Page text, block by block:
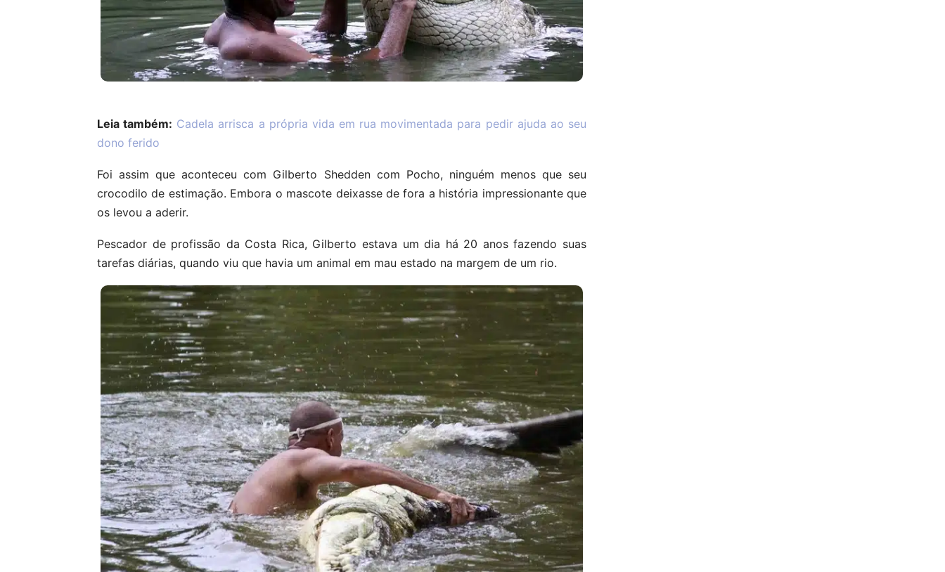
Leia também: Cadela arrisca a própria vida em rua movimentada para pedir ajuda ao seu
dono ferido
Foi assim que aconteceu com Gilberto Shedden com Pocho, ninguém menos que seu
crocodilo de estimação. Embora o mascote deixasse de fora a história impressionante que
os levou a aderir.
Pescador de profissão da Costa Rica, Gilberto estava um dia há 20 anos fazendo suas
tarefas diárias, quando viu que havia um animal em mau estado na margem de um rio.